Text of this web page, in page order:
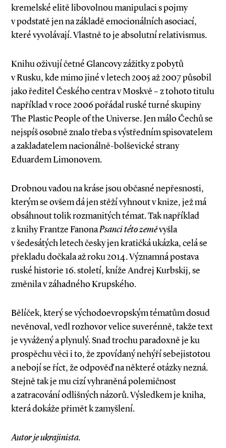
kremelské elitě libovolnou manipulaci s pojmy
v podstatě jen na základě emocionálních asociací,
které vyvolávají. Vlastně to je absolutní relativismus.
Knihu oživují četné Glancovy zážitky z pobytů
v Rusku, kde mimo jiné v letech 2005 až 2007 působil
jako ředitel Českého centra v Moskvě – z tohoto titulu
například v roce 2006 pořádal ruské turné skupiny
The Plastic People of the Universe. Jen málo Čechů se
nejspíš osobně znalo třeba s výstředním spisovatelem
a zakladatelem nacionálně­-bolševické strany
Eduardem Limonovem.
Drobnou vadou na kráse jsou občasné nepřesnosti,
kterým se ovšem dá jen stěží vyhnout v knize, jež má
obsáhnout tolik rozmanitých témat. Tak například
z knihy Frantze FanonaPsanci této zeměvyšla
v šedesátých letech česky jen kratičká ukázka, celá se
překladu dočkala až roku 2014. Významná postava
ruské historie 16. století, kníže Andrej Kurbskij, se
změnila v záhadného Krupského.
Bělíček, který se východoevropským tématům dosud
nevěnoval, vedl rozhovor velice suverénně, takže text
je vyvážený a plynulý. Snad trochu paradoxně je ku
prospěchu věci i to, že zpovídaný nehýří sebejistotou
a nebojí se říct, že odpověď na některé otázky nezná.
Stejně tak je mu cizí vyhraněná polemičnost
a zatracování odlišných názorů. Výsledkem je kniha,
která dokáže přimět k zamyšlení.
Autor je ukrajinista.